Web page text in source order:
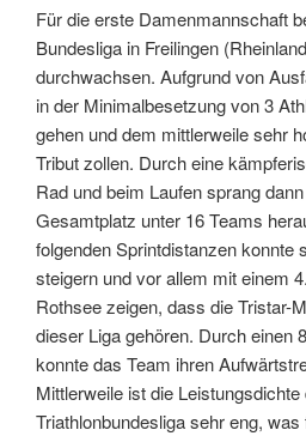
Für die erste Damenmannschaft
Bundesliga in Freilingen
durchwachsen. Aufgrund von
in der Minimalbesetzung von 3
gehen und dem mittlerweile sehr
Tribut zollen. Durch eine
Rad und beim Laufen sprang
Gesamtplatz unter 16 Teams
folgenden Sprintdistanzen konnte
steigern und vor allem mit einem
Rothsee zeigen, dass die Tristar-
dieser Liga gehören. Durch einen
konnte das Team ihren
Mittlerweile ist die Leistungsdichte
Triathlonbundesliga sehr eng, was